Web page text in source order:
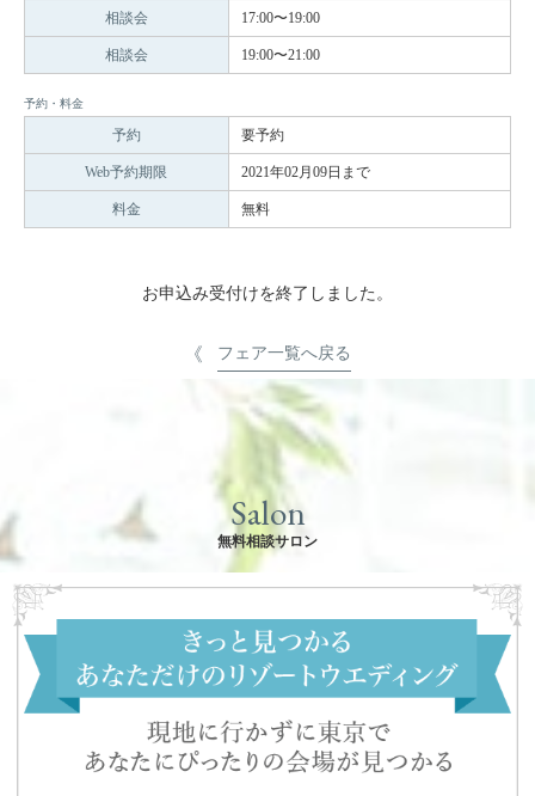
相談会 17:00〜19:00
相談会 19:00〜21:00
予約・料金
予約 要予約
Web予約期限 2021年02月09日まで
料金 無料
お申込み受付けを終了しました。
フェア一覧へ戻る
Salon
無料相談サロン